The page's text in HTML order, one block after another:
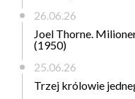
26.06.26
Joel Thorne.
(1950)
25.06.26
Trzej królowie